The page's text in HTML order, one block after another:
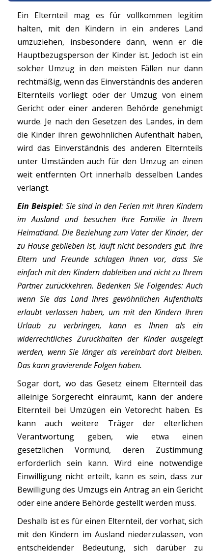
Ein Elternteil mag es für vollkommen legitim
halten, mit den Kindern in ein anderes Land
umzuziehen, insbesondere dann, wenn er die
Hauptbezugsperson der Kinder ist. Jedoch ist ein
solcher Umzug in den meisten Fällen nur dann
rechtmäßig, wenn das Einverständnis des anderen
Elternteils vorliegt oder der Umzug von einem
Gericht oder einer anderen Behörde genehmigt
wurde. Je nach den Gesetzen des Landes, in dem
die Kinder ihren gewöhnlichen Aufenthalt haben,
wird das Einverständnis des anderen Elternteils
unter Umständen auch für den Umzug an einen
weit entfernten Ort innerhalb desselben Landes
verlangt.
Ein Beispiel: Sie sind in den Ferien mit Ihren Kindern
im Ausland und besuchen Ihre Familie in Ihrem
Heimatland. Die Beziehung zum Vater der Kinder, der
zu Hause geblieben ist, läuft nicht besonders gut. Ihre
Eltern und Freunde schlagen Ihnen vor, dass Sie
einfach mit den Kindern dableiben und nicht zu Ihrem
Partner zurückkehren. Bedenken Sie Folgendes: Auch
wenn Sie das Land Ihres gewöhnlichen Aufenthalts
erlaubt verlassen haben, um mit den Kindern Ihren
Urlaub zu verbringen, kann es Ihnen als ein
widerrechtliches Zurückhalten der Kinder ausgelegt
werden, wenn Sie länger als vereinbart dort bleiben.
Das kann gravierende Folgen haben.
Sogar dort, wo das Gesetz einem Elternteil das
alleinige Sorgerecht einräumt, kann der andere
Elternteil bei Umzügen ein Vetorecht haben. Es
kann auch weitere Träger der elterlichen
Verantwortung geben, wie etwa einen
gesetzlichen Vormund, deren Zustimmung
erforderlich sein kann. Wird eine notwendige
Einwilligung nicht erteilt, kann es sein, dass zur
Bewilligung des Umzugs ein Antrag an ein Gericht
oder eine andere Behörde gestellt werden muss.
Deshalb ist es für einen Elternteil, der vorhat, sich
mit den Kindern im Ausland niederzulassen, von
entscheidender Bedeutung, sich darüber zu